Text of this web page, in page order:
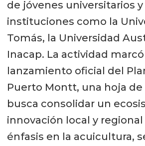
de jóvenes universitarios
instituciones como la
Tomás, la Universidad
Inacap. La actividad
lanzamiento oficial del
Puerto Montt, una hoja
busca consolidar un
innovación local y
énfasis en la acuicultura,